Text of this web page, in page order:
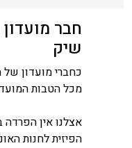
חבר
שיק
כחברי מועדון
מכל הטבות
אצלנו אין הפרדה
הפיזית לחנות